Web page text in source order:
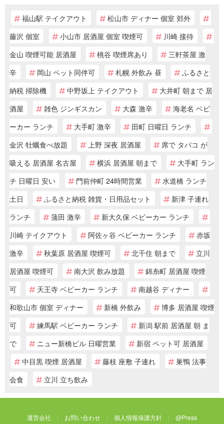
福山駅 テイクアウト
松山市 ディナー 個室 郊外
藤沢 個室
小山市 居酒屋 個室 喫煙可
川崎 接待
金山 喫煙可能 居酒屋
桃谷 喫煙席あり
三軒茶屋 激
辛
岡山 ペット同伴可 札幌 外飲み 昼
ふるさと
納税 掃除機
中野坂上 テイクアウト
大井町 朝まで 居
酒屋
雑色 ジンギスカン 大森 激辛
海老名 ベビ
ーカー ランチ
大手町 激辛
田町 日曜日 ランチ
金沢 牡蠣食べ放題
上野 深夜 居酒屋
席で タバコ が
吸える 居酒屋 名古屋
横浜 居酒屋 朝まで
大手町 ラン
チ 日曜日 安い
門前仲町 24時間営業
水道橋 ランチ
土日
ふるさと納税 雑貨・日用品セット
新津 子連れ
ランチ
蒲田 激辛
新大久保 ベビーカー ランチ
川崎 テイクアウト
阿佐ヶ谷 ベビーカー ランチ
赤坂
激辛
秋葉原 居酒屋 喫煙可 北千住 朝まで
立川
居酒屋 喫煙可
南大沢 飲み放題
錦糸町 居酒屋 喫煙
可
天王寺 ベビーカー ランチ
南越谷 ディナー
和歌山市 個室 ディナー
新橋 外飲み
博多 居酒屋 喫煙
可
練馬駅 ベビーカー ランチ
新潟 駅前 居酒屋 朝 ま
で
ニュー新橋ビル 日曜営業
新宿 ペット可 居酒屋
中目黒 喫煙 居酒屋
藤枝 座敷 子連れ
巣鴨 法事
会食
立川 立ち飲み
運営会社 お問い合わせ 個人情報保護方針 @Press